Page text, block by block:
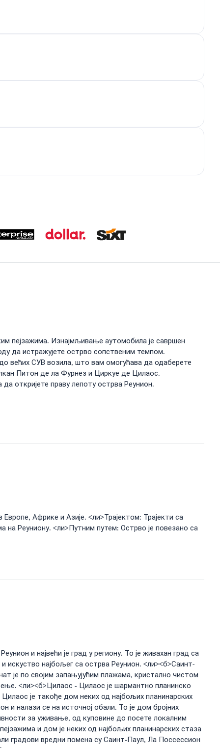
пејзажима. Изнајмљивање аутомобила је савршен
да истражујете острво сопственим темпом.
већих СУВ возила, што вам омогућава да одаберете
Питон де ла Фурнез и Циркуе де Цилаос.
откријете праву лепоту острва Реунион.
Африке и Азије. <ли>Трајектом: Трајекти са
Реуниону. <ли>Путним путем: Острво је повезано са
и највећи је град у региону. То је живахан град са
искуство најбољег са острва Реунион. <ли><б>Саинт-
је по својим запањујућим плажама, кристално чистом
<ли><б>Цилаос - Цилаос је шармантно планинско
је такође дом неких од најбољих планинарских
и налази се на источној обали. То је дом бројних
за уживање, од куповине до посете локалним
и дом је неких од најбољих планинарских стаза
градови вредни помена су Саинт-Паул, Ла Поссессион